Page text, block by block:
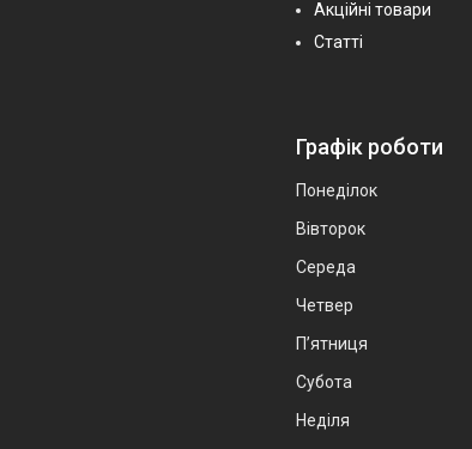
Акційні товари
Статті
Графік роботи
Понеділок
Вівторок
Середа
Четвер
Пʼятниця
Субота
Неділя